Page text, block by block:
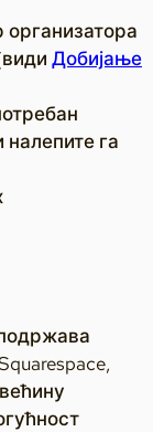
организатора
Добијање
налепите га